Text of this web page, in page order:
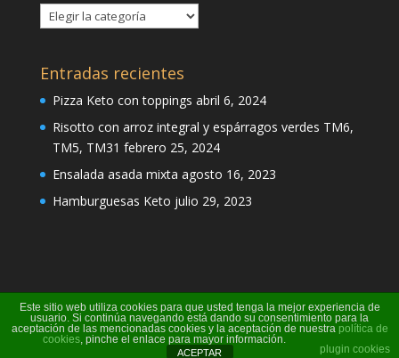
Categorías
Entradas recientes
Pizza Keto con toppings abril 6, 2024
Risotto con arroz integral y espárragos verdes TM6,
TM5, TM31 febrero 25, 2024
Ensalada asada mixta agosto 16, 2023
Hamburguesas Keto julio 29, 2023
Página creada por Pili Perea
Este sitio web utiliza cookies para que usted tenga la mejor experiencia de
usuario. Si continúa navegando está dando su consentimiento para la
aceptación de las mencionadas cookies y la aceptación de nuestra política de
cookies, pinche el enlace para mayor información.
plugin cookies
ACEPTAR